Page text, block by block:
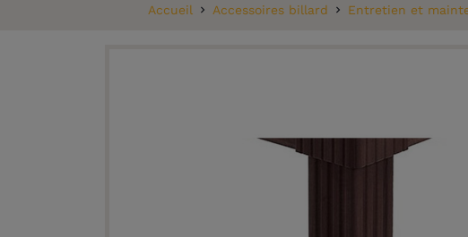
Accueil Accessoires billard Entretien et